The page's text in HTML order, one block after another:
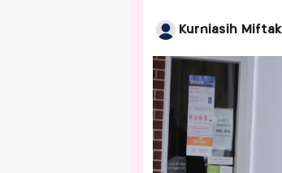
Kurniasih